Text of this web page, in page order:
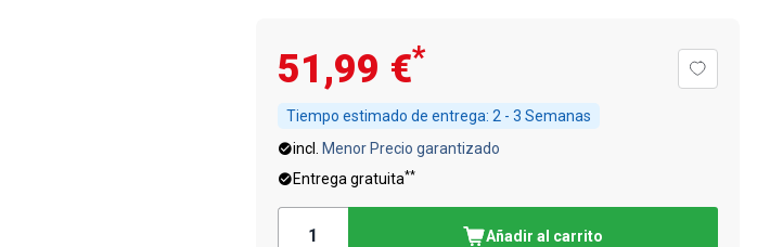
51,99 €*
Tiempo estimado de entrega: 2 - 3 Semanas
incl.
Menor Precio garantizado
Entrega gratuita**
Añadir al carrito